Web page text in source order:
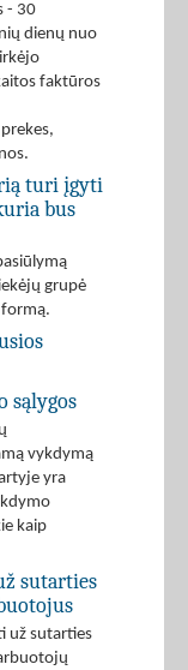
- 30
dienų nuo
faktūros
turi įgyti
bus
grupė
sąlygos
vykdymą
yra
kaip
sutarties
už sutarties